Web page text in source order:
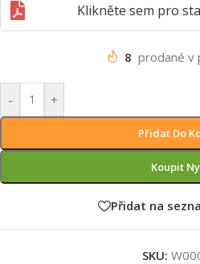
Klikněte sem pro
8 prodané v
- +
Přidat Do
Koupit
Přidat na
SKU: